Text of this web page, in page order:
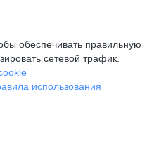
обеспечивать правильную
сетевой трафик.
использования